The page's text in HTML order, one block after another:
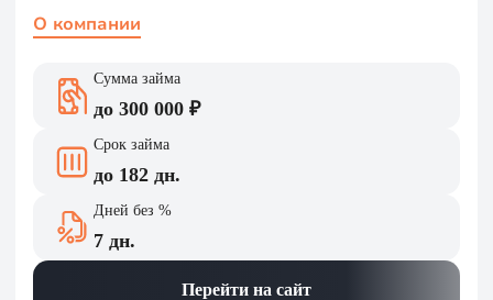
О компании
Сумма займа
до 300 000 ₽
Срок займа
до 182 дн.
Дней без %
7 дн.
Перейти на сайт